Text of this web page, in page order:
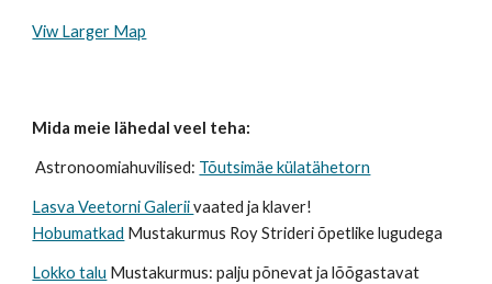
Viw Larger Map
Mida meie lähedal veel teha:
Astronoomiahuvilised: Tõutsimäe külatähetorn
Lasva Veetorni Galeriivaated ja klaver!
Hobumatkad Mustakurmus Roy Strideri õpetlike lugudega
Lokko talu Mustakurmus: palju põnevat ja lõõgastavat